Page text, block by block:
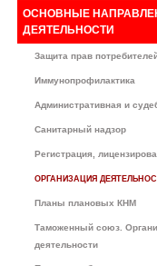
ОСНОВНЫЕ
ДЕЯТЕЛЬНОСТИ
Защита прав
Иммунопрофилактика
Административная и
Санитарный надзор
Регистрация,
ОРГАНИЗАЦИЯ
Планы плановых КНМ
Таможенный союз.
деятельности